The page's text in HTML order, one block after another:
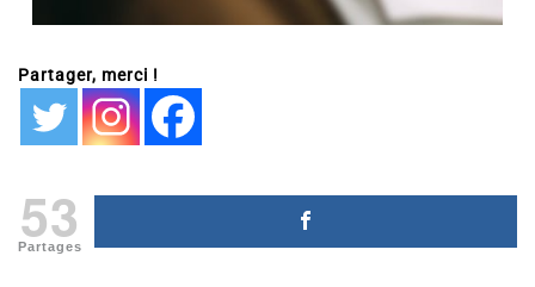
Partager, merci !
53
Partages